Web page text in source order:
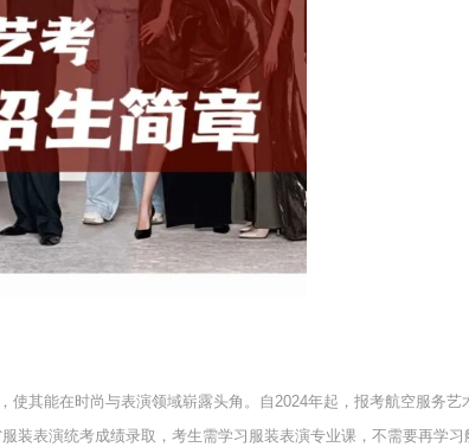
其能在时尚与表演领域崭露头角。自2024年起，报考航空服务
装表演统考成绩录取，考生需学习服装表演专业课，不需要再学习